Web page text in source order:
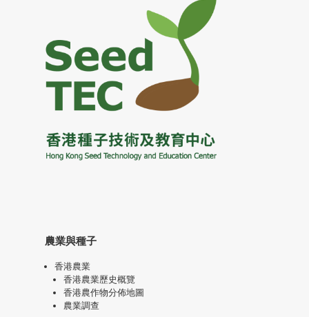
農業與種子
香港農業
香港農業歷史概覽
香港農作物分佈地圖
農業調查